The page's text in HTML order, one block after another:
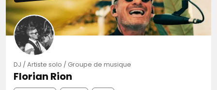
DJ / Artiste solo / Groupe de musique
Florian Rion